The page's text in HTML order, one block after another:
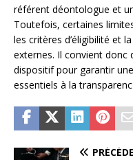
référent déontologue et
Toutefois, certaines
les critères d’éligibilité et
externes. Il convient donc
dispositif pour garantir
essentiels à la